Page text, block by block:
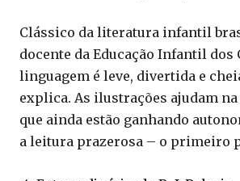
Clássico da literatura infantil
docente da Educação Infantil
linguagem é leve, divertida e
explica. As ilustrações ajudam
que ainda estão ganhando
a leitura prazerosa – o primeiro